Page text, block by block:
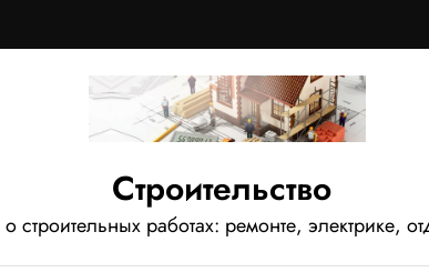
Строительство
строительных работах: ремонте, электрике,